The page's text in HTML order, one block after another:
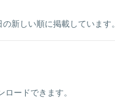
新しい順に掲載しています。
ードできます。